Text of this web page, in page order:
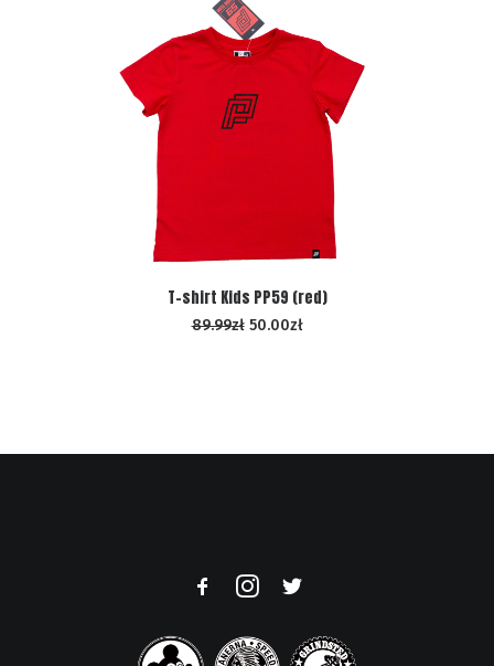
WYBIERZ OPCJE
T-shirt Kids PP59 (red)
89.99zł 50.00zł